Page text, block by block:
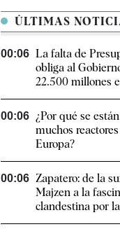
ÚLTIMAS
00:06 La falta de
obliga al
22.500 millones
00:06 ¿Por qué se
muchos
Europa?
00:06 Zapatero: de la
Majzen a la
clandestina por